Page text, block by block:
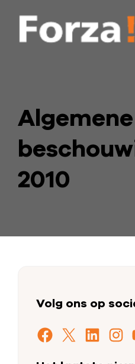
Algemene
2010
Volg ons op
Facebook X LinkedIn Instagram YouTube